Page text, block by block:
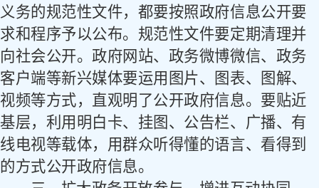
义务的规范性文件，都要按照政府信息公开要
求和程序予以公布。规范性文件要定期清理并
向社会公开。政府网站、政务微博微信、政务
客户端等新兴媒体要运用图片、图表、图解、
视频等方式，直观明了公开政府信息。要贴近
基层，利用明白卡、挂图、公告栏、广播、有
线电视等载体，用群众听得懂的语言、看得到
的方式公开政府信息。